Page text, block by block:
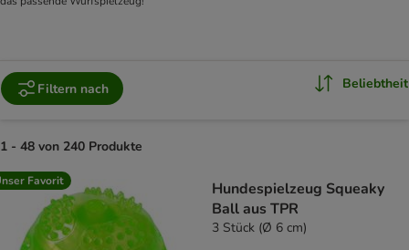
Filtern nach Beliebtheit
1 - 48 von 240 Produkte
product items have been changed
Favorit
Hundespielzeug Squeaky
Ball aus TPR
3 Stück (Ø 6 cm)